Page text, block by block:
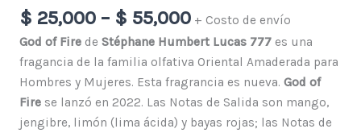
$ 25,000 – $ 55,000 + Costo de envío
God of Firede Stéphane Humbert Lucas 777es una
fragancia de la familia olfativa Oriental Amaderada para
Hombres y Mujeres. Esta fragrancia es nueva. God of
Firese lanzó en 2022. Las Notas de Salida son mango,
jengibre, limón (lima ácida) y bayas rojas; las Notas de